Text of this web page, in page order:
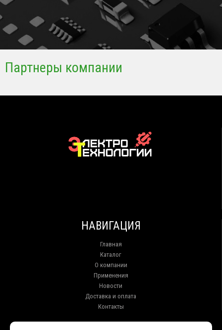
Партнеры компании
НАВИГАЦИЯ
Главная
Каталог
О компании
Применения
Новости
Доставка и оплата
Контакты